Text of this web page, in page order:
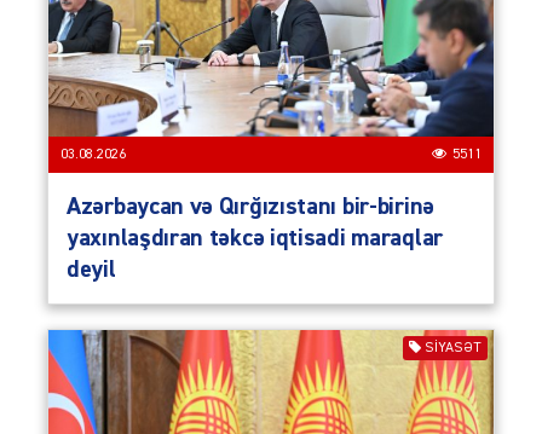
03.08.2026 5511
Azərbaycan və Qırğızıstanı bir-birinə
yaxınlaşdıran təkcə iqtisadi maraqlar
deyil
SIYASƏT